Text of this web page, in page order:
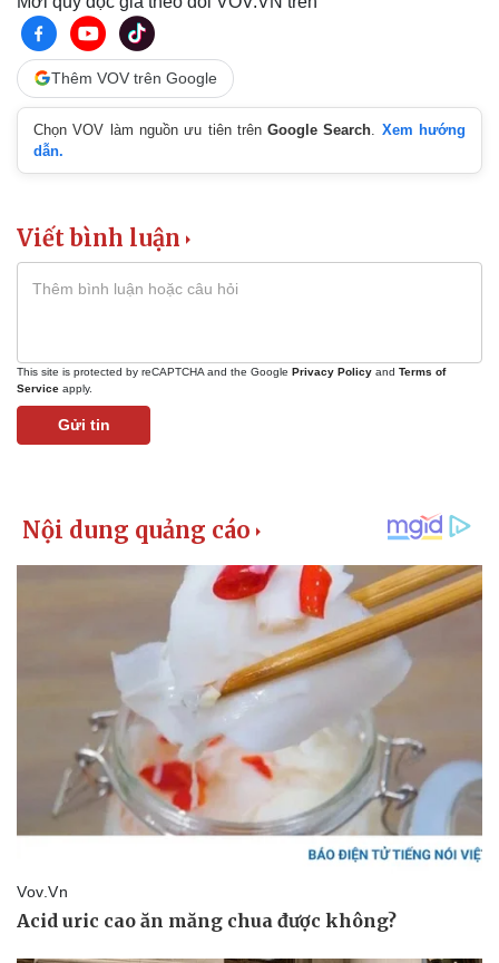
Pháp luật
Tin nóng
Tư vấn luật
Vũ khí
Việt Nam
Phân tích
Thêm VOV trên Google
Chọn VOV làm nguồn ưu tiên trênGoogle Search
Xem hướng
dẫn.
Viết bình luận
This site is protected by reCAPTCHA and the Google Privacy Policy and Terms of
Service apply.
Gửi tin